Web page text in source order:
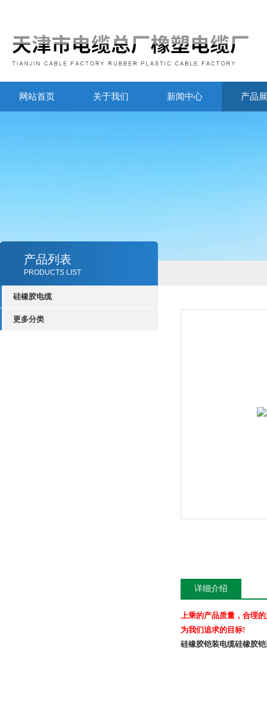
网站首页 关于我们 新闻中心 产品
产品列表
PRODUCTS LIST
硅橡胶电缆
更多分类
详细介绍
上乘的产品质量，合理
为我们追求的目标!
硅橡胶铠装电缆硅橡胶